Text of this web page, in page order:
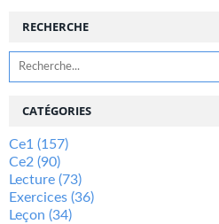
RECHERCHE
CATÉGORIES
Ce1 (157)
Ce2 (90)
Lecture (73)
Exercices (36)
Leçon (34)